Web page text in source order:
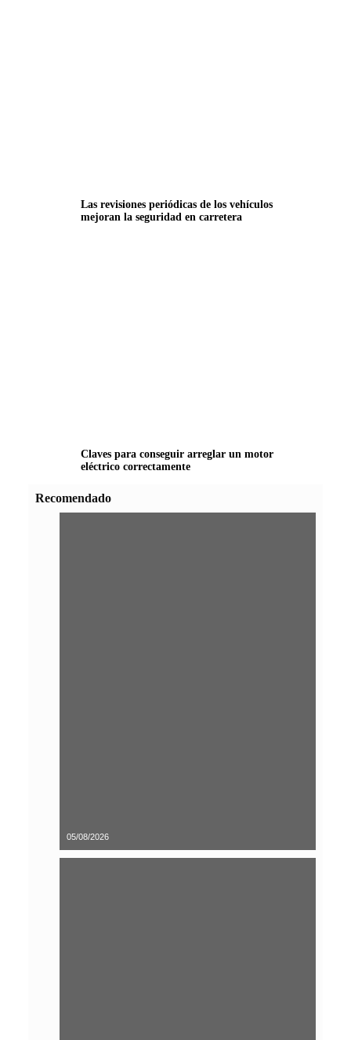
Las revisiones periódicas de los vehículos
mejoran la seguridad en carretera
Claves para conseguir arreglar un motor
eléctrico correctamente
Recomendado
05/08/2026